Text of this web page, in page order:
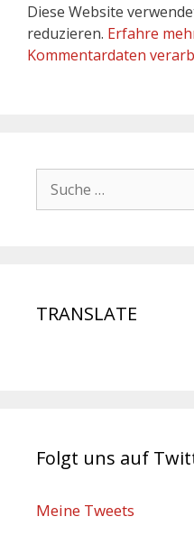
Diese Website
reduzieren. Erfahre
Kommentardaten
TRANSLATE
Folgt uns auf
Meine Tweets